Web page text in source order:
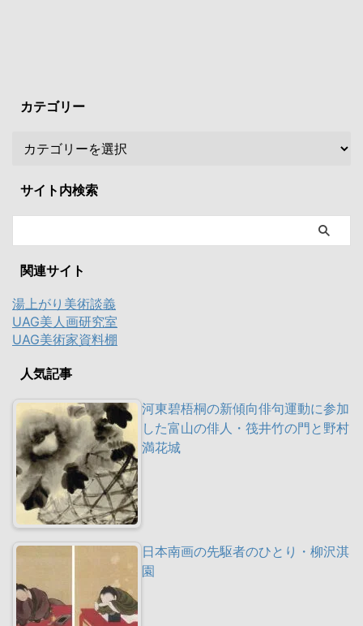
カテゴリー
サイト内検索
関連サイト
湯上がり美術談義
UAG美人画研究室
UAG美術家資料棚
人気記事
河東碧梧桐の新傾向俳句運動に参加
した富山の俳人・筏井竹の門と野村
満花城
日本南画の先駆者のひとり・柳沢淇
園